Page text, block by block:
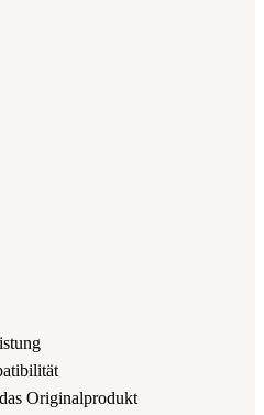
Originalprodukt